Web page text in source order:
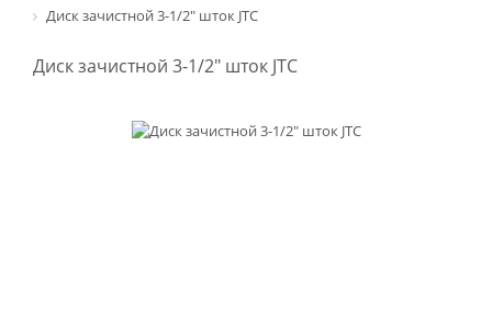
Диск зачистной 3-1/2" шток JTC
Диск зачистной 3-1/2" шток JTC